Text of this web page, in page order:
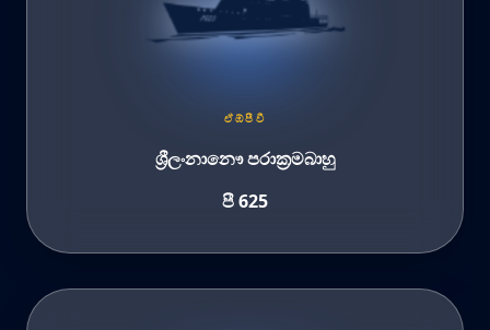
ඒඹ්පීවී
ශ්‍රීලංනානෞ පරාක්‍රමබාහු
පී 625